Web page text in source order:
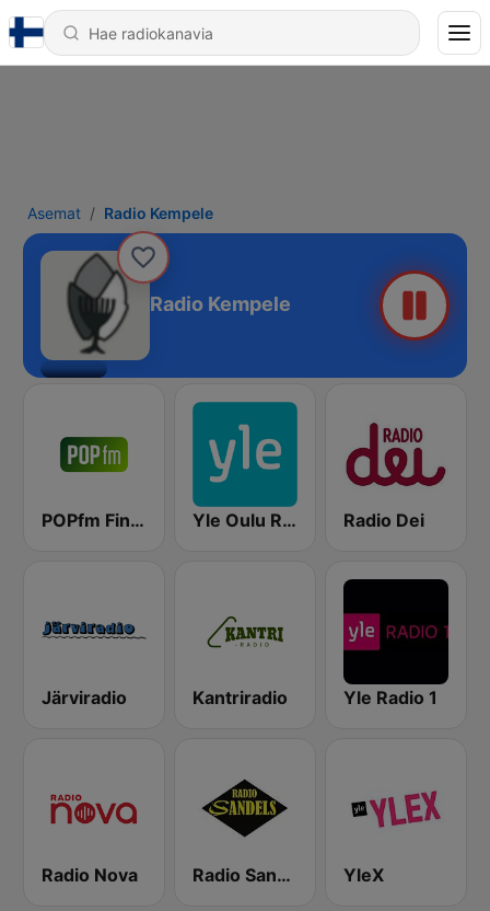
Asemat Radio Kempele
Radio Kempele
POPfm Finland Yle Oulu Radio Radio Dei
Järviradio Kantriradio Yle Radio 1
Radio Nova Radio Sandels YleX